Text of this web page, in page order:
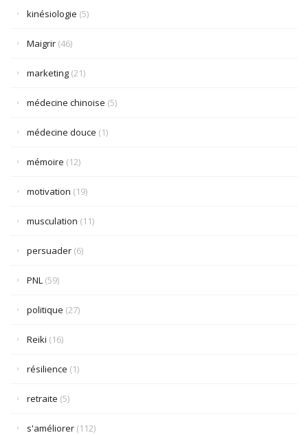
kinésiologie (5)
Maigrir (46)
marketing (21)
médecine chinoise (5)
médecine douce (1)
mémoire (12)
motivation (19)
musculation (11)
persuader (6)
PNL (59)
politique (27)
Reiki (16)
résilience (1)
retraite (5)
s'améliorer (112)